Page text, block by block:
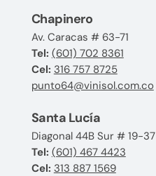
Chapinero
Av. Caracas # 63-71
Tel: (601) 702 8361
Cel: 316 757 8725
punto64@vinisol.com.co
Santa Lucía
Diagonal 44B Sur # 19-37
Tel: (601) 467 4423
Cel: 313 887 1569